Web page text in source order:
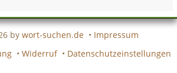
by wort-suchen.de • Impressum
• Widerruf • Datenschutzeinstellungen